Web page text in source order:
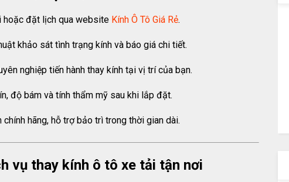
hoặc đặt lịch qua website Kính Ô Tô Giá Rẻ.
khảo sát tình trạng kính và báo giá chi tiết.
nghiệp tiến hành thay kính tại vị trí của bạn.
độ bám và tính thẩm mỹ sau khi lắp đặt.
chính hãng, hỗ trợ bảo trì trong thời gian dài.
vụ thay kính ô tô xe tải tận nơi